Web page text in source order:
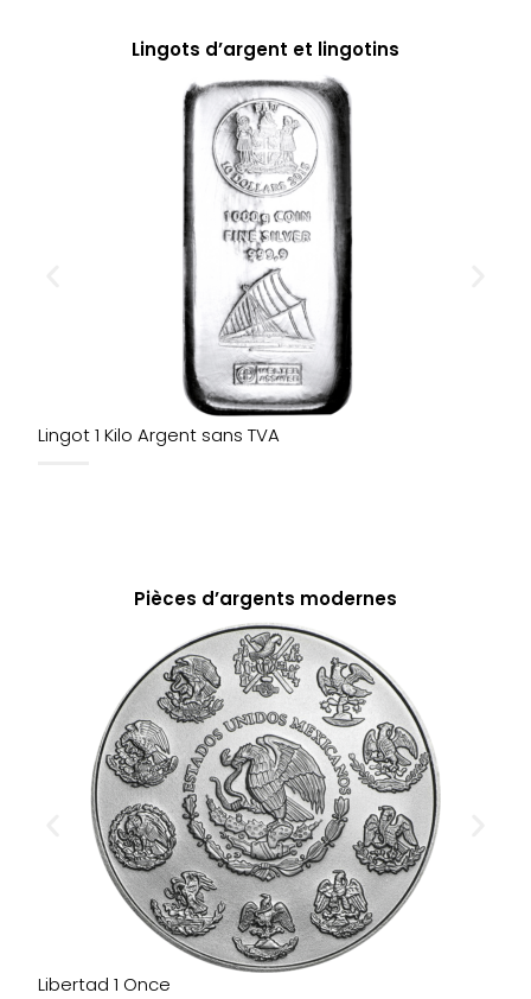
Lingots d’argent et lingotins
Lingot 1 Kilo Argent sans TVA
Pièces d’argents modernes
Libertad 1 Once